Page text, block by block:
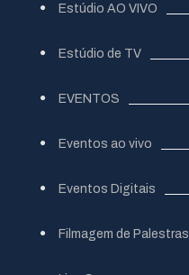
Estúdio AO VIVO
Estúdio de TV
EVENTOS
Eventos ao vivo
Eventos Digitais
Filmagem de Palestras